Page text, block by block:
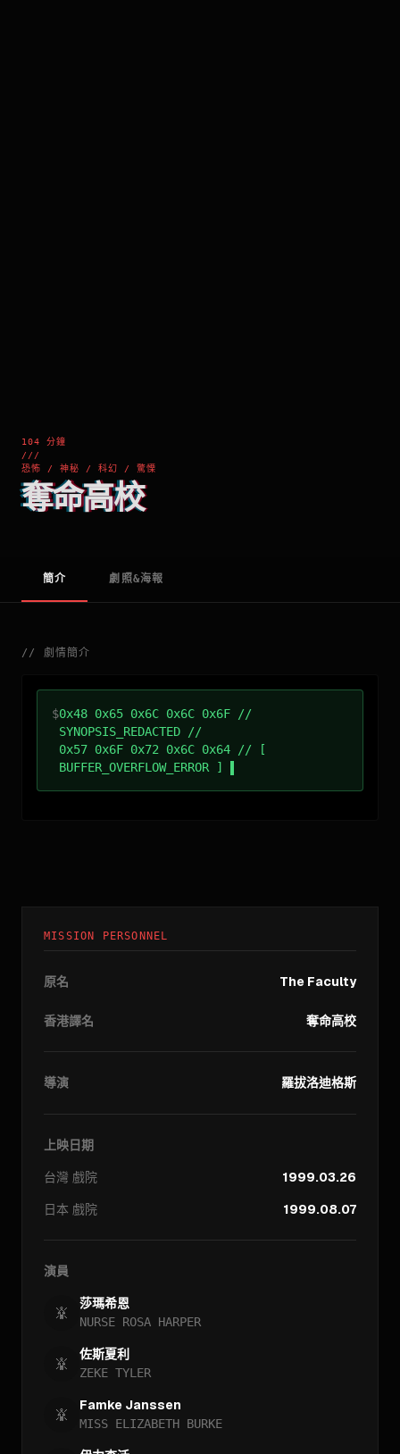
104 分鐘
///
恐怖 / 神秘 / 科幻 / 驚慄
奪命高校
簡介 劇照&海報
// 劇情簡介
$0x48 0x65 0x6C 0x6C 0x6F //
SYNOPSIS_REDACTED //
0x57 0x6F 0x72 0x6C 0x64 // [
BUFFER_OVERFLOW_ERROR ]
MISSION PERSONNEL
原名 The Faculty
香港譯名 奪命高校
導演 羅拔洛迪格斯
上映日期
台灣 戲院
1999.03.26
日本 戲院 1999.08.07
演員
莎瑪希恩
NURSE ROSA HARPER
佐斯夏利
ZEKE TYLER
Famke Janssen
MISS ELIZABETH BURKE